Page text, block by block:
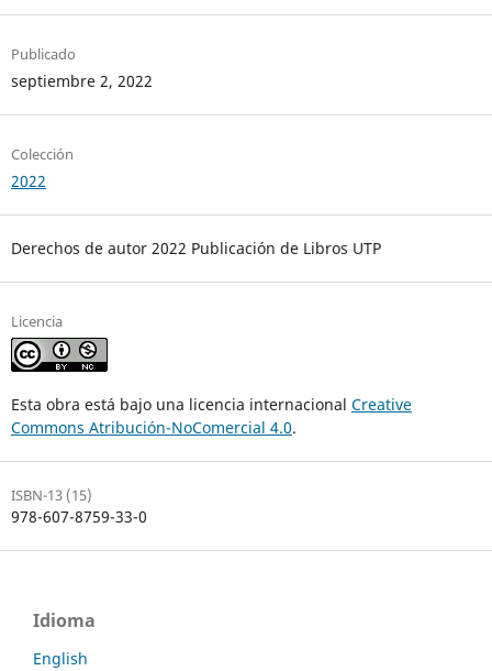
Publicado
septiembre 2, 2022
Colección
2022
Derechos de autor 2022 Publicación de Libros UTP
Licencia
Esta obra está bajo una licencia internacional Creative
Commons Atribución-NoComercial 4.0.
ISBN-13 (15)
978-607-8759-33-0
Idioma
English